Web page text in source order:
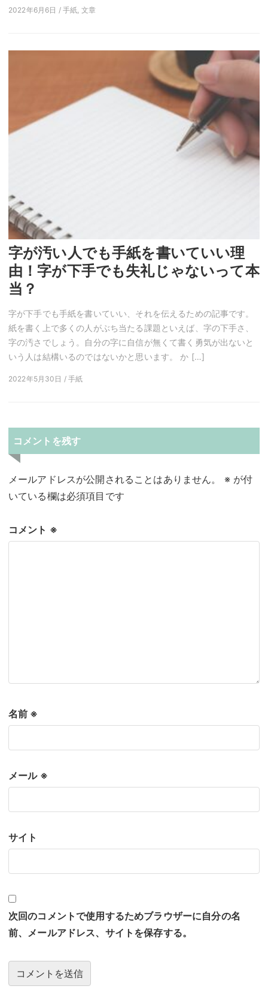
2022年6月6日 / 手紙, 文章
字が汚い人でも手紙を書いていい理
由！字が下手でも失礼じゃないって本
当？
字が下手でも手紙を書いていい、それを伝えるための記事です。
紙を書く上で多くの人がぶち当たる課題といえば、字の下手さ、
字の汚さでしょう。自分の字に自信が無くて書く勇気が出ないと
いう人は結構いるのではないかと思います。 か […]
2022年5月30日 / 手紙
コメントを残す
メールアドレスが公開されることはありません。 ※が付
いている欄は必須項目です
コメント ※
名前 ※
メール ※
サイト
次回のコメントで使用するためブラウザーに自分の名
前、メールアドレス、サイトを保存する。